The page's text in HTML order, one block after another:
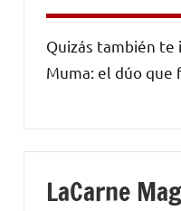
Quizás también te
Muma: el dúo
LaCarne